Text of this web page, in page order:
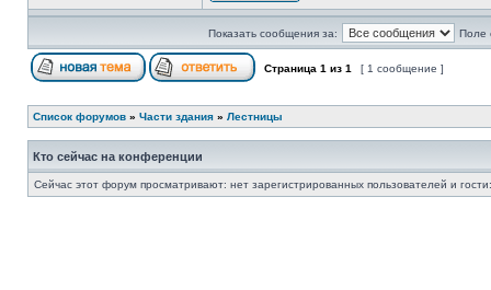
Показать сообщения за: Поле
Страница 1 из 1 [ 1 сообщение ]
Список форумов » Части здания » Лестницы
Кто сейчас на конференции
Сейчас этот форум просматривают: нет зарегистрированных пользователей и